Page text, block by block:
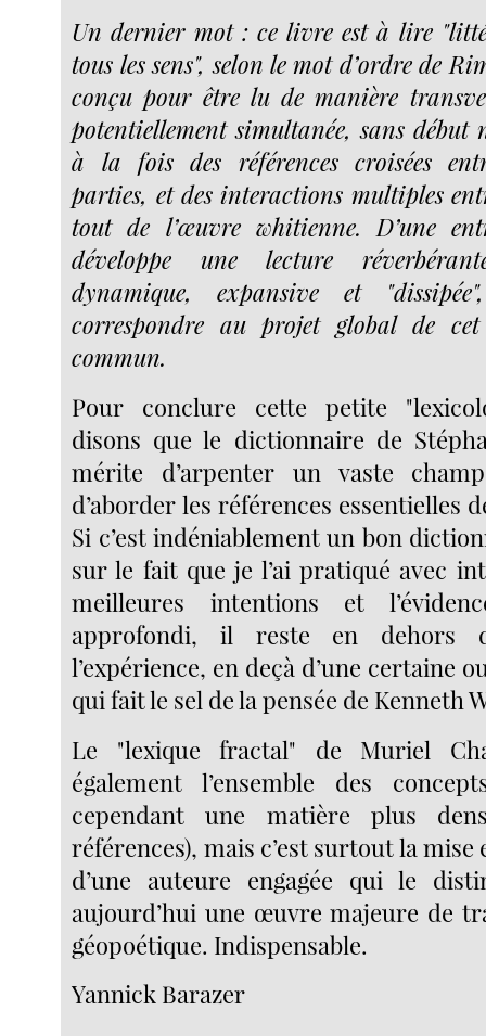
Un dernier mot : ce livre est à lire
tous les sens", selon le mot d’ordre de
conçu pour être lu de manière
potentiellement simultanée, sans
à la fois des références croisées
parties, et des interactions multiples
tout de l’œuvre whitienne. D’une
développe une lecture
dynamique, expansive et
correspondre au projet global de
commun.
Pour conclure cette petite
disons que le dictionnaire de
mérite d’arpenter un vaste
d’aborder les références essentielles
Si c’est indéniablement un bon
sur le fait que je l’ai pratiqué avec
meilleures intentions et
approfondi, il reste en dehors
l’expérience, en deçà d’une certaine
qui fait le sel de la pensée de Kenneth
Le "lexique fractal" de Muriel
également l’ensemble des
cependant une matière plus
références), mais c’est surtout la
d’une auteure engagée qui le
aujourd’hui une œuvre majeure de
géopoétique. Indispensable.
Yannick Barazer